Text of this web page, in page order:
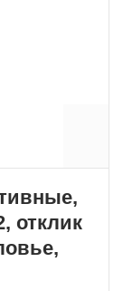
отклик